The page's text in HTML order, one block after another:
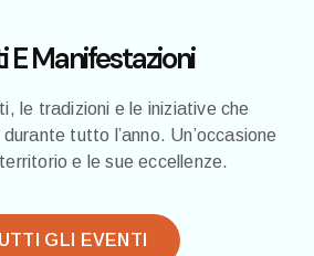
E Manifestazioni
le tradizioni e le iniziative che
tutto l’anno. Un’occasione
e le sue eccellenze.
GLI EVENTI